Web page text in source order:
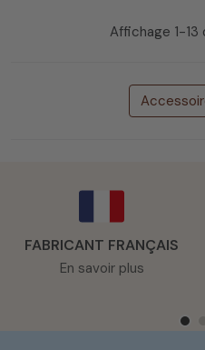
Affichage 1-13
FABRICANT FRANÇAIS
En savoir plus